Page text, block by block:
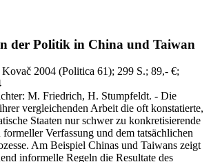
der Politik in China und Taiwan
Kovač 2004 (Politica 61); 299 S.; 89,- €;
M. Friedrich, H. Stumpfeldt. - Die
vergleichenden Arbeit die oft konstatierte,
Staaten nur schwer zu konkretisierende
Verfassung und dem tatsächlichen
Am Beispiel Chinas und Taiwans zeigt
informelle Regeln die Resultate des